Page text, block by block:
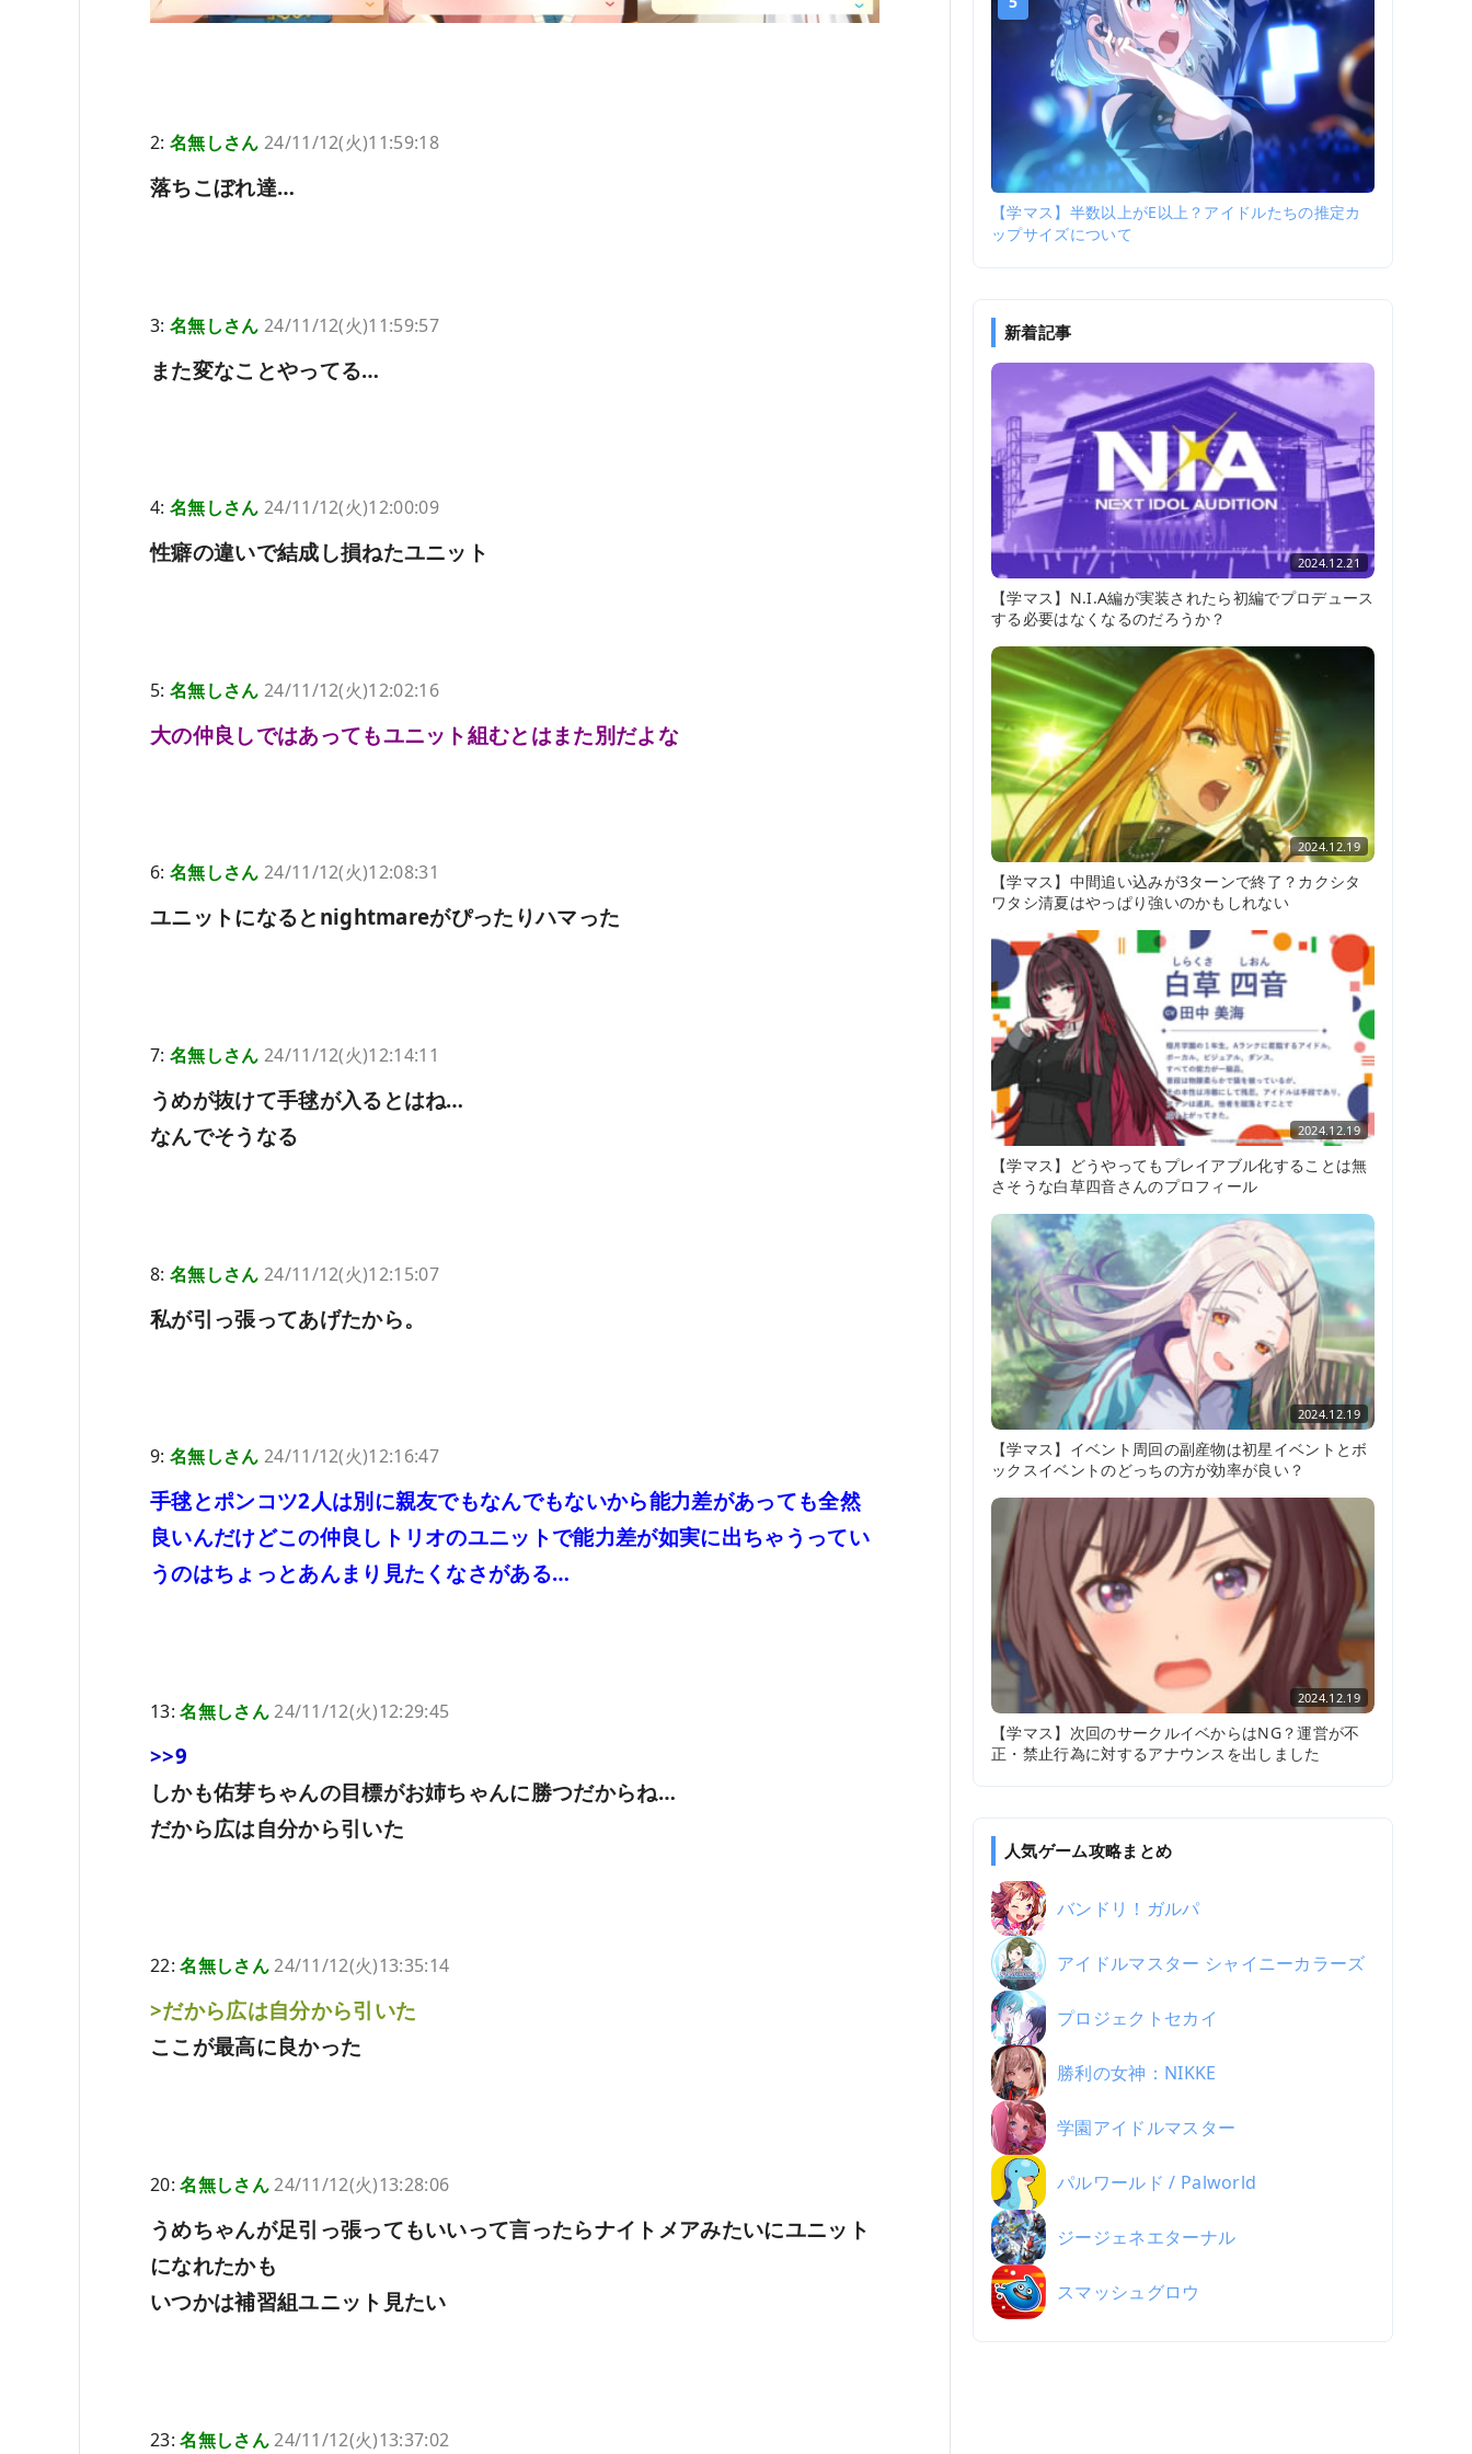
2: 名無しさん 24/11/12(火)11:59:18
落ちこぼれ達…
3: 名無しさん 24/11/12(火)11:59:57
また変なことやってる…
4: 名無しさん 24/11/12(火)12:00:09
性癖の違いで結成し損ねたユニット
5: 名無しさん 24/11/12(火)12:02:16
大の仲良しではあってもユニット組むとはまた別だよな
6: 名無しさん 24/11/12(火)12:08:31
ユニットになるとnightmareがぴったりハマった
7: 名無しさん 24/11/12(火)12:14:11
うめが抜けて手毬が入るとはね…
なんでそうなる
8: 名無しさん 24/11/12(火)12:15:07
私が引っ張ってあげたから。
9: 名無しさん 24/11/12(火)12:16:47
手毬とポンコツ2人は別に親友でもなんでもないから能力差があっても全然
良いんだけどこの仲良しトリオのユニットで能力差が如実に出ちゃうってい
うのはちょっとあんまり見たくなさがある…
13:名無しさん24/11/12(火)12:29:45
>>9
しかも佑芽ちゃんの目標がお姉ちゃんに勝つだからね…
だから広は自分から引いた
22:名無しさん24/11/12(火)13:35:14
>だから広は自分から引いた
ここが最高に良かった
20:名無しさん24/11/12(火)13:28:06
うめちゃんが足引っ張ってもいいって言ったらナイトメアみたいにユニット
になれたかも
いつかは補習組ユニット見たい
23:名無しさん24/11/12(火)13:37:02
【学マス】半数以上がE以上？アイドルたちの推定カ
ップサイズについて
新着記事
2024.12.21
【学マス】N.I.A編が実装されたら初編でプロデュース
する必要はなくなるのだろうか？
2024.12.19
【学マス】中間追い込みが3ターンで終了？カクシタ
ワタシ清夏はやっぱり強いのかもしれない
2024.12.19
【学マス】どうやってもプレイアブル化することは無
さそうな白草四音さんのプロフィール
2024.12.19
【学マス】イベント周回の副産物は初星イベントとボ
ックスイベントのどっちの方が効率が良い？
2024.12.19
【学マス】次回のサークルイベからはNG？運営が不
正・禁止行為に対するアナウンスを出しました
人気ゲーム攻略まとめ
バンドリ！ガルパ
アイドルマスター シャイニーカラーズ
プロジェクトセカイ
勝利の女神：NIKKE
学園アイドルマスター
パルワールド / Palworld
ジージェネエターナル
スマッシュグロウ